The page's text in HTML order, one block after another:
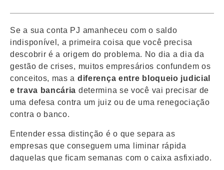
Se a sua conta PJ amanheceu com o saldo
indisponível, a primeira coisa que você precisa
descobrir é a origem do problema. No dia a dia da
gestão de crises, muitos empresários confundem os
conceitos, mas a diferença entre bloqueio judicial
e trava bancária determina se você vai precisar de
uma defesa contra um juiz ou de uma renegociação
contra o banco.
Entender essa distinção é o que separa as
empresas que conseguem uma liminar rápida
daquelas que ficam semanas com o caixa asfixiado.